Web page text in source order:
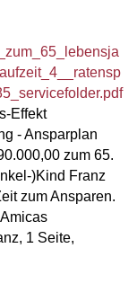
Effekt
- Ansparplan
zum 65.
)Kind Franz
zum Ansparen.
1 Seite,